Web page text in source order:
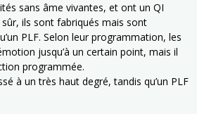
sans âme vivantes, et ont un QI
ils sont fabriqués mais sont
PLF. Selon leur programmation, les
jusqu’à un certain point, mais il
programmée.
à un très haut degré, tandis qu’un PLF